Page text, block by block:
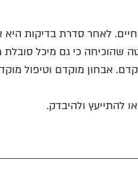
לאחר סדרת בדיקות
שהוכיחה כי גם מיכל סובלת
אבחון מוקדם וטיפול
להתייעץ ולהיבדק.